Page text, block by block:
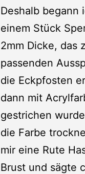
Deshalb begann
einem Stück
2mm Dicke, das
passenden
die Eckpfosten
dann mit
gestrichen
die Farbe
mir eine Rute
Brust und sägte